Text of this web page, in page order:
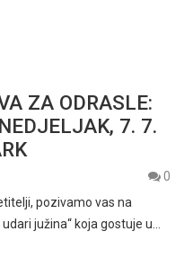
ZA ODRASLE:
7. 7.
0
pozivamo vas na
južina“ koja gostuje u…